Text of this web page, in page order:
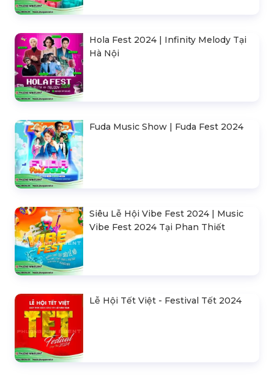
Hola Fest 2024 | Infinity Melody Tại
Hà Nội
Fuda Music Show | Fuda Fest 2024
Siêu Lễ Hội Vibe Fest 2024 | Music
Vibe Fest 2024 Tại Phan Thiết
Lễ Hội Tết Việt - Festival Tết 2024